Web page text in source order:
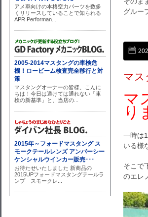
グルー
マス
マ
り
一時は
いる様
そこで
のエレ